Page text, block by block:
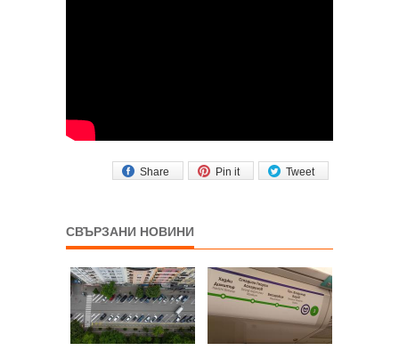
Tweet
Pin it
Share
СВЪРЗАНИ НОВИНИ